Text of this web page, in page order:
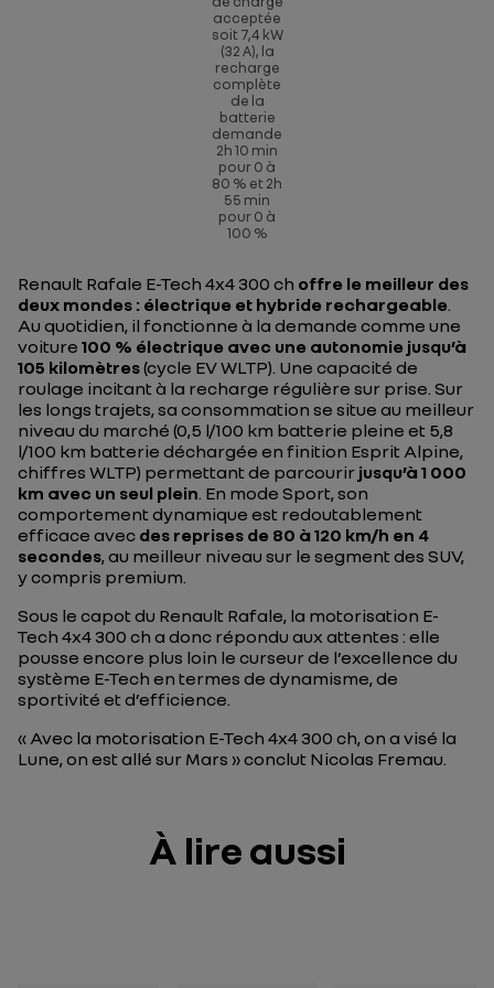
acceptée
soit 7,4 kW
(32 A), la
recharge
complète
de la
batterie
demande
2h 10 min
pour 0 à
80 % et 2h
55 min
pour 0 à
100 %
Renault Rafale E-Tech 4x4 300 ch offre le meilleur des
deux mondes : électrique et hybride rechargeable.
Au quotidien, il fonctionne à la demande comme une
voiture 100 % électrique avec une autonomie jusqu’à
105 kilomètres(cycle EV WLTP). Une capacité de
roulage incitant à la recharge régulière sur prise. Sur
les longs trajets, sa consommation se situe au meilleur
niveau du marché (0,5 l/100 km batterie pleine et 5,8
l/100 km batterie déchargée en finition Esprit Alpine,
chiffres WLTP) permettant de parcourir jusqu’à 1 000
km avec un seul plein. En mode Sport, son
comportement dynamique est redoutablement
efficace avec des reprises de 80 à 120 km/h en 4
secondes, au meilleur niveau sur le segment des SUV,
y compris premium.
Sous le capot du Renault Rafale, la motorisation E-
Tech 4x4 300 ch a donc répondu aux attentes : elle
pousse encore plus loin le curseur de l’excellence du
système E-Tech en termes de dynamisme, de
sportivité et d’efficience.
«Avec la motorisation E-Tech 4x4 300 ch, on a visé la
Lune, on est allé sur Mars » conclut Nicolas Fremau.
À lire aussi